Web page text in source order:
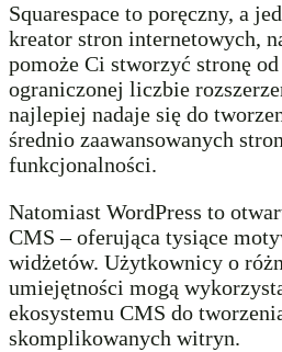
Squarespace to poręczny, a
kreator stron internetowych,
pomoże Ci stworzyć stronę
ograniczonej liczbie
najlepiej nadaje się do
średnio zaawansowanych
funkcjonalności.
Natomiast WordPress to
CMS – oferująca tysiące
widżetów. Użytkownicy o
umiejętności mogą
ekosystemu CMS do
skomplikowanych witryn.